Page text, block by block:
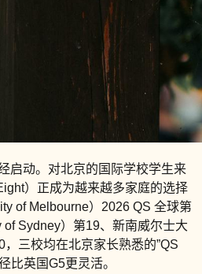
启动。对北京的国际学校学生来
）正成为越来越多家庭的选择
of Melbourne）2026 QS 全球第
Sydney）第19、新南威尔士大
三校均在北京家长熟悉的”QS
比英国G5更灵活。